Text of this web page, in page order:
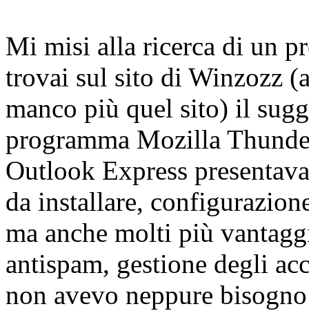
Mi misi alla ricerca di un
trovai sul sito di Winzozz
manco più quel sito) il
programma Mozilla
Outlook Express
da installare,
ma anche molti più
antispam, gestione degli
non avevo neppure